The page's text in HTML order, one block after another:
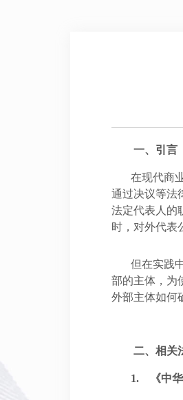
一、 引言
在现代商
通过决议等法
法定代表人的
时，对外代表
但在实践
部的主体，为
外部主体如何
二、 相关
1. 《中